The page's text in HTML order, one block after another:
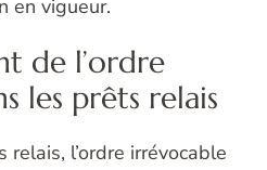
en vigueur.
de l’ordre
les prêts relais
l’ordre irrévocable